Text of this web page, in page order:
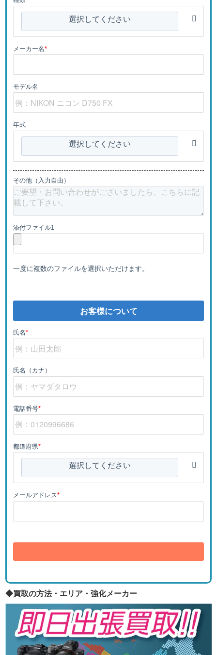
選択してください
メーカー名*
モデル名
年式
選択してください
その他（入力自由）
添付ファイル1
一度に複数のファイルを選択いただけます。
お客様について
氏名*
氏名（カナ）
電話番号*
都道府県*
選択してください
メールアドレス*
◆買取の方法・エリア・強化メーカー